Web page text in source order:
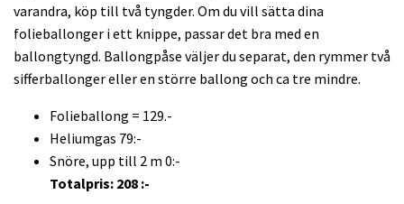
varandra, köp till två tyngder. Om du vill sätta dina
folieballonger i ett knippe, passar det bra med en
ballongtyngd. Ballongpåse väljer du separat, den rymmer två
sifferballonger eller en större ballong och ca tre mindre.
Folieballong = 129.-
Heliumgas 79:-
Snöre, upp till 2 m 0:-
Totalpris: 208 :-